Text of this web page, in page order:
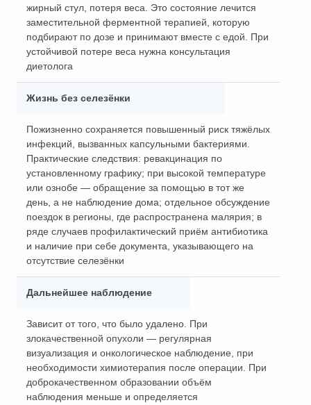
жирный стул, потеря веса. Это состояние лечится
заместительной ферментной терапией, которую
подбирают по дозе и принимают вместе с едой. При
устойчивой потере веса нужна консультация
диетолога
Жизнь без селезёнки
Пожизненно сохраняется повышенный риск тяжёлых
инфекций, вызванных капсульными бактериями.
Практические следствия: ревакцинация по
установленному графику; при высокой температуре
или ознобе — обращение за помощью в тот же
день, а не наблюдение дома; отдельное обсуждение
поездок в регионы, где распространена малярия; в
ряде случаев профилактический приём антибиотика
и наличие при себе документа, указывающего на
отсутствие селезёнки
Дальнейшее наблюдение
Зависит от того, что было удалено. При
злокачественной опухоли — регулярная
визуализация и онкологическое наблюдение, при
необходимости химиотерапия после операции. При
доброкачественном образовании объём
наблюдения меньше и определяется